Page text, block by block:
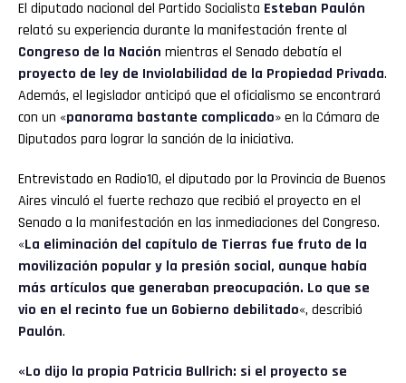
El diputado nacional del Partido Socialista Esteban Paulón
relató su experiencia durante la manifestación frente al
Congreso de la Nación mientras el Senado debatía el
proyecto de ley de Inviolabilidad de la Propiedad Privada.
Además, el legislador anticipó que el oficialismo se encontrará
con un «panorama bastante complicado» en la Cámara de
Diputados para lograr la sanción de la iniciativa.
Entrevistado en Radio10, el diputado por la Provincia de Buenos
Aires vinculó el fuerte rechazo que recibió el proyecto en el
Senado a la manifestación en las inmediaciones del Congreso.
«La eliminación del capítulo de Tierras fue fruto de la
movilización popular y la presión social, aunque había
más artículos que generaban preocupación. Lo que se
vio en el recinto fue un Gobierno debilitado«, describió
Paulón.
«Lo dijo la propia Patricia Bullrich: si el proyecto se